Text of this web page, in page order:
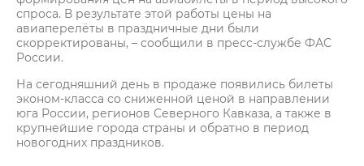
спроса. В результате этой работы цены на
авиаперелёты в праздничные дни были
скорректированы, – сообщили в пресс-службе ФАС
России.
На сегодняшний день в продаже появились билеты
эконом-класса со сниженной ценой в направлении
юга России, регионов Северного Кавказа, а также в
крупнейшие города страны и обратно в период
новогодних праздников.